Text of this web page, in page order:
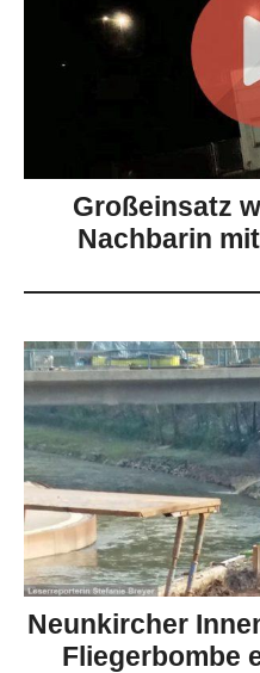
Großeinsatz
Nachbarin
Neunkircher
Fliegerbombe